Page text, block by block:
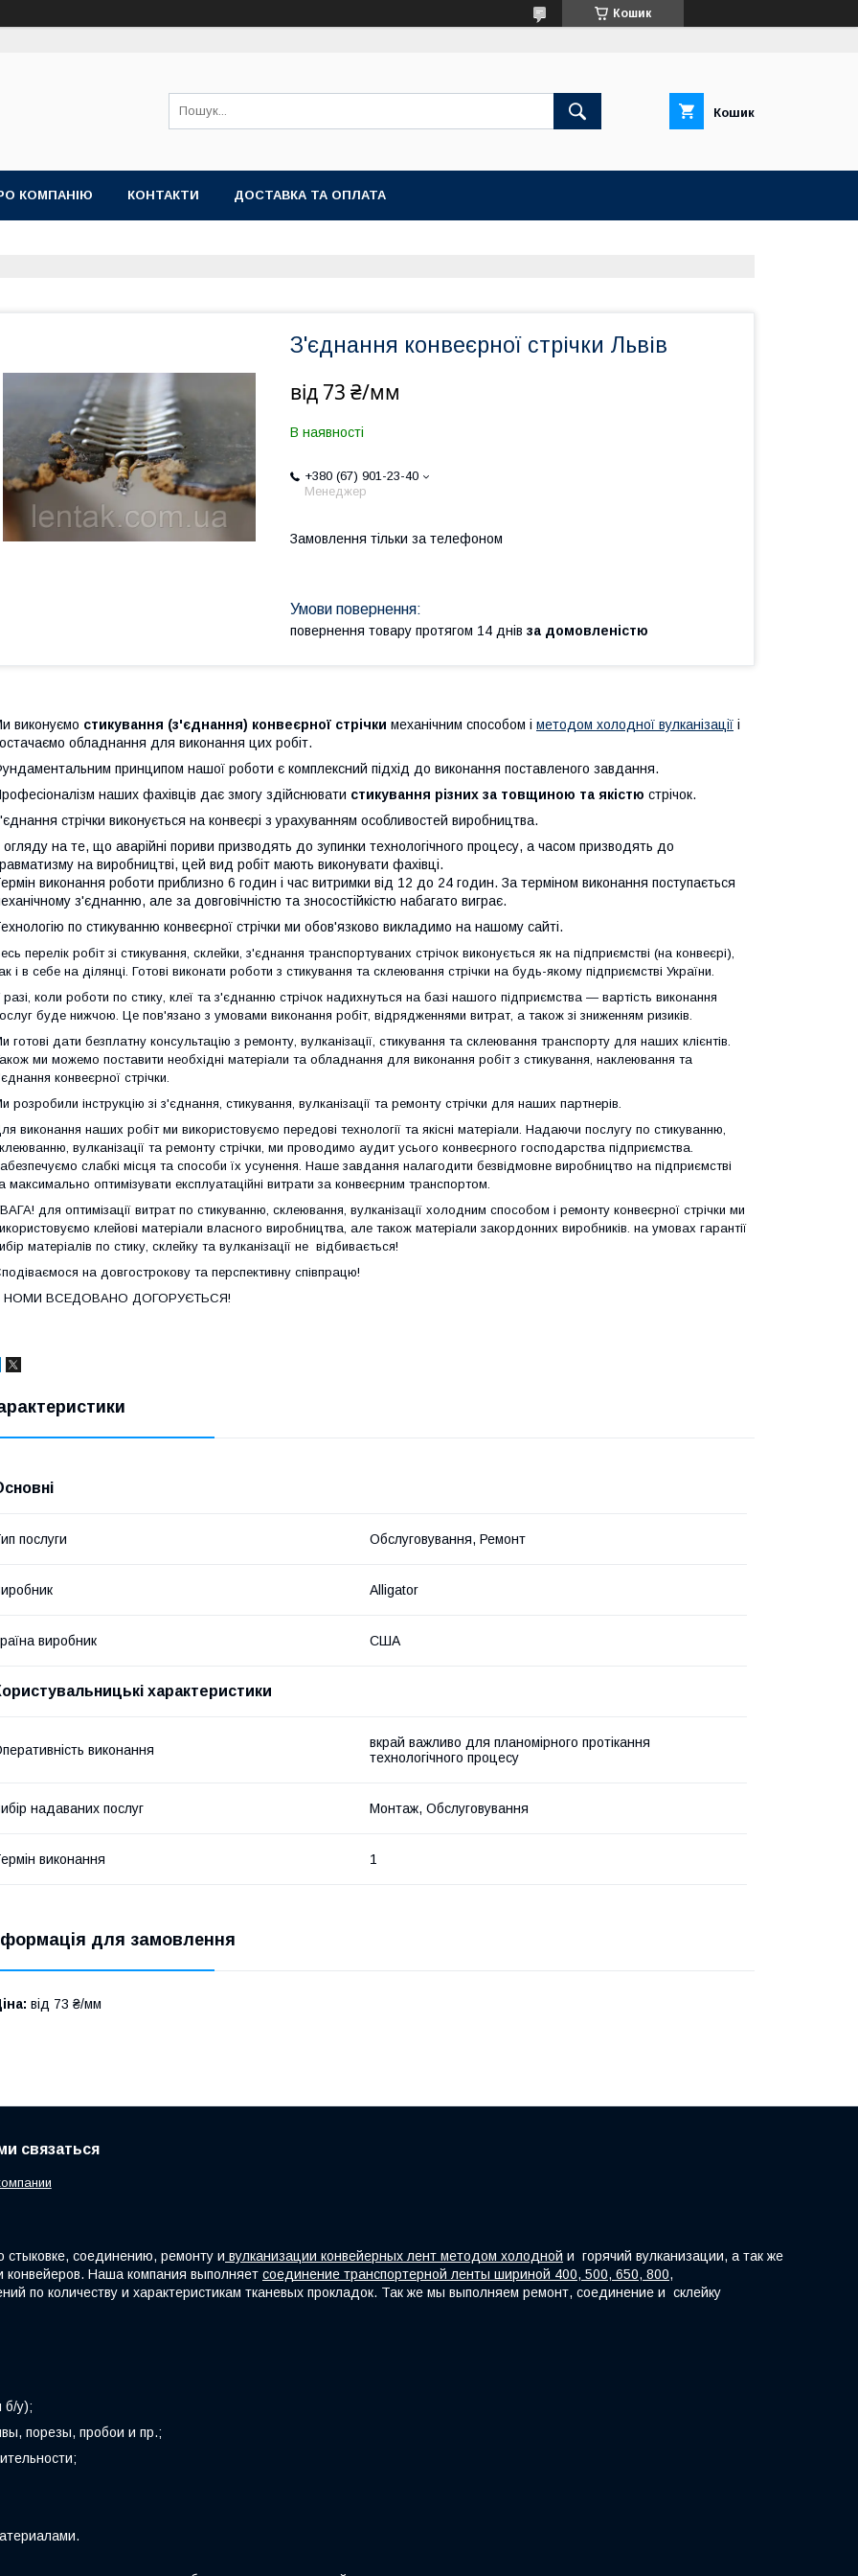
Кошик
Кошик
КОМПАНІЮ КОНТАКТИ ДОСТАВКА ТА ОПЛАТА
З'єднання конвеєрної стрічки Львів
від 73 ₴/мм
В наявності
+380 (67) 901-23-40
Менеджер
Замовлення тільки за телефоном
повернення товару протягом 14 днів за домовленістю
виконуємо стикування (з'єднання) конвеєрної стрічки механічним способом і методом холодної вулканізації і
обладнання для виконання цих робіт.
принципом нашої роботи є комплексний підхід до виконання поставленого завдання.
наших фахівців дає змогу здійснювати стикування різних за товщиною та якістю стрічок.
стрічки виконується на конвеєрі з урахуванням особливостей виробництва.
огляду на те, що аварійні пориви призводять до зупинки технологічного процесу, а часом призводять до
на виробництві, цей вид робіт мають виконувати фахівці.
виконання роботи приблизно 6 годин і час витримки від 12 до 24 годин. За терміном виконання поступається
з'єднанню, але за довговічністю та зносостійкістю набагато виграє.
по стикуванню конвеєрної стрічки ми обов'язково викладимо на нашому сайті.
перелік робіт зі стикування, склейки, з'єднання транспортуваних стрічок виконується як на підприємстві (на конвеєрі),
і в себе на ділянці. Готові виконати роботи з стикування та склеювання стрічки на будь-якому підприємстві України.
разі, коли роботи по стику, клеї та з'єднанню стрічок надихнуться на базі нашого підприємства — вартість виконання
буде нижчою. Це пов'язано з умовами виконання робіт, відрядженнями витрат, а також зі зниженням ризиків.
готові дати безплатну консультацію з ремонту, вулканізації, стикування та склеювання транспорту для наших клієнтів.
ми можемо поставити необхідні матеріали та обладнання для виконання робіт з стикування, наклеювання та
конвеєрної стрічки.
розробили інструкцію зі з'єднання, стикування, вулканізації та ремонту стрічки для наших партнерів.
виконання наших робіт ми використовуємо передові технології та якісні матеріали. Надаючи послугу по стикуванню,
вулканізації та ремонту стрічки, ми проводимо аудит усього конвеєрного господарства підприємства.
слабкі місця та способи їх усунення. Наше завдання налагодити безвідмовне виробництво на підприємстві
максимально оптимізувати експлуатаційні витрати за конвеєрним транспортом.
для оптимізації витрат по стикуванню, склеювання, вулканізації холодним способом і ремонту конвеєрної стрічки ми
клейові матеріали власного виробництва, але також матеріали закордонних виробників. на умовах гарантії
матеріалів по стику, склейку та вулканізації не відбивається!
на довгострокову та перспективну співпрацю!
НОМИ ВСЕДОВАНО ДОГОРУЄТЬСЯ!
послуги Обслуговування, Ремонт
Alligator
виробник США
характеристики
виконання
вкрай важливо для планомірного протікання
технологічного процесу
надаваних послуг Монтаж, Обслуговування
виконання 1
для замовлення
від 73 ₴/мм
связаться
соединению, ремонту и вулканизации конвейерных лент методом холодной и горячий вулканизации, а так же
Наша компания выполняет соединение транспортерной ленты шириной 400, 500, 650, 800,
по количеству и характеристикам тканевых прокладок. Так же мы выполняем ремонт, соединение и склейку
б/у);
порезы, пробои и пр.;